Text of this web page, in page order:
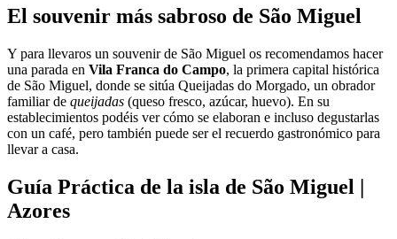
El souvenir más sabroso de São Miguel
Y para llevaros un souvenir de São Miguel os recomendamos hacer
una parada en Vila Franca do Campo, la primera capital histórica
de São Miguel, donde se sitúa Queijadas do Morgado, un obrador
familiar de queijadas (queso fresco, azúcar, huevo). En su
establecimientos podéis ver cómo se elaboran e incluso degustarlas
con un café, pero también puede ser el recuerdo gastronómico para
llevar a casa.
Guía Práctica de la isla de São Miguel |
Azores